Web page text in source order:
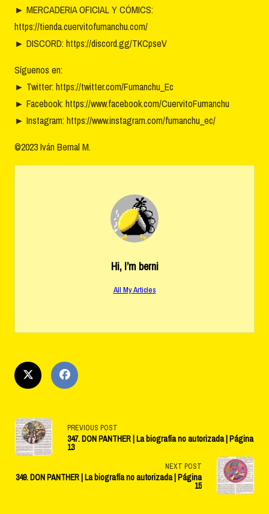
► MERCADERIA OFICIAL Y CÓMICS:
https://tienda.cuervitofumanchu.com/
► DISCORD: https://discord.gg/TKCpseV
Síguenos en:
► Twitter: https://twitter.com/Fumanchu_Ec
► Facebook: https://www.facebook.com/CuervitoFumanchu
► Instagram: https://www.instagram.com/fumanchu_ec/
©2023 Iván Bernal M.
Hi, I’m berni
All My Articles
<span
class="nav-
subtitle
PREVIOUS POST
347. DON PANTHER | La biografía no autorizada | Página
13
NEXT POST
349. DON PANTHER | La biografía no autorizada | Página
15